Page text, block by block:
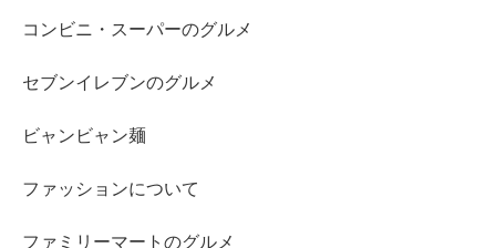
コンビニ・スーパーのグルメ
セブンイレブンのグルメ
ビャンビャン麺
ファッションについて
ファミリーマートのグルメ